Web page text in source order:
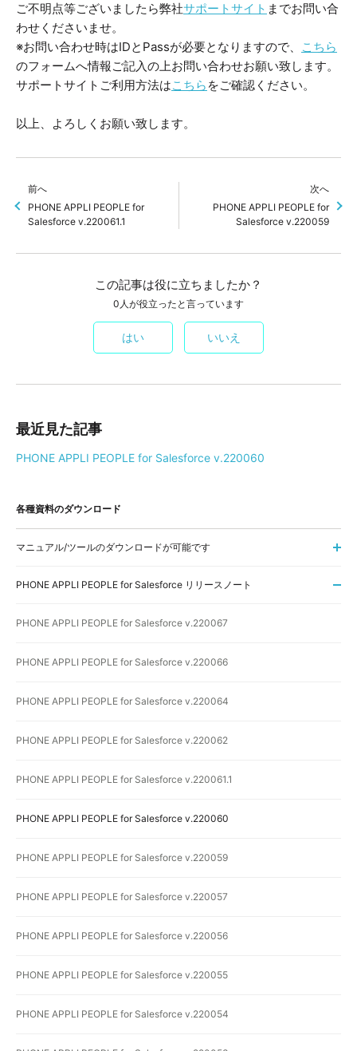
ご不明点等ございましたら弊社サポートサイト までお問い合
わせくださいませ。
※お問い合わせ時はIDとPassが必要となりますので、
こちら
のフォームへ情報ご記入の上お問い合わせお願い致します。
サポートサイトご利用方法はこちら をご確認ください。
以上、よろしくお願い致します。
前へ
PHONE APPLI PEOPLE for
Salesforce v.220061.1
次へ
PHONE APPLI PEOPLE for
Salesforce v.220059
この記事は役に立ちましたか？
0人が役立ったと言っています
はい いいえ
最近見た記事
PHONE APPLI PEOPLE for Salesforce v.220060
各種資料のダウンロード
マニュアル/ツールのダウンロードが可能です
PHONE APPLI PEOPLE for Salesforce リリースノート
PHONE APPLI PEOPLE for Salesforce v.220067
PHONE APPLI PEOPLE for Salesforce v.220066
PHONE APPLI PEOPLE for Salesforce v.220064
PHONE APPLI PEOPLE for Salesforce v.220062
PHONE APPLI PEOPLE for Salesforce v.220061.1
PHONE APPLI PEOPLE for Salesforce v.220060
PHONE APPLI PEOPLE for Salesforce v.220059
PHONE APPLI PEOPLE for Salesforce v.220057
PHONE APPLI PEOPLE for Salesforce v.220056
PHONE APPLI PEOPLE for Salesforce v.220055
PHONE APPLI PEOPLE for Salesforce v.220054